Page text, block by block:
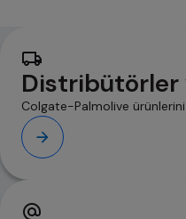
Distribütörler
Colgate-Palmolive